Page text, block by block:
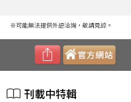
※可能無法提供外語洽詢，敬請見諒。
刊載中特輯